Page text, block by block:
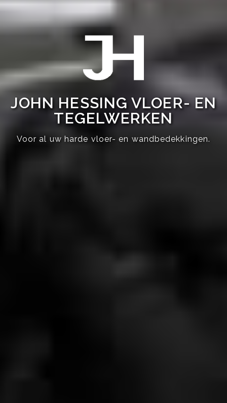
JOHN HESSING VLOER- EN
TEGELWERKEN
Voor al uw harde vloer- en wandbedekkingen.